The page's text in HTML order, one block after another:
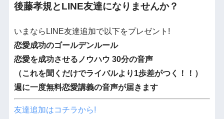
後藤孝規とLINE友達になりませんか？
いまならLINE友達追加で以下をプレゼント!
恋愛成功のゴールデンルール
恋愛を成功させるノウハウ 30分の音声
（これを聞くだけでライバルより1歩差がつく！！）
週に一度無料恋愛講義の音声が届きます
友達追加はコチラから!